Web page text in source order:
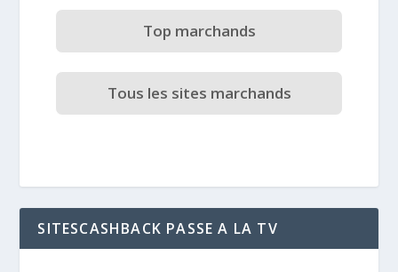
Top marchands
Tous les sites marchands
SITESCASHBACK PASSE A LA TV